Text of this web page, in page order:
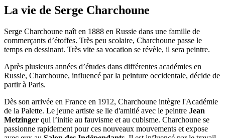
La vie de Serge Charchoune
Serge Charchoune naît en 1888 en Russie dans une famille de
commerçants d’étoffes. Très peu scolaire, Charchoune passe le
temps en dessinant. Très vite sa vocation se révèle, il sera peintre.
Après plusieurs années d’études dans différentes académies en
Russie, Charchoune, influencé par la peinture occidentale, décide de
partir à Paris.
Dès son arrivée en France en 1912, Charchoune intègre l'Académie
de la Palette. Le jeune artiste se lie d'amitié avec le peintre Jean
Metzinger qui l’initie au fauvisme et au cubisme. Charchoune se
passionne rapidement pour ces nouveaux mouvements et expose